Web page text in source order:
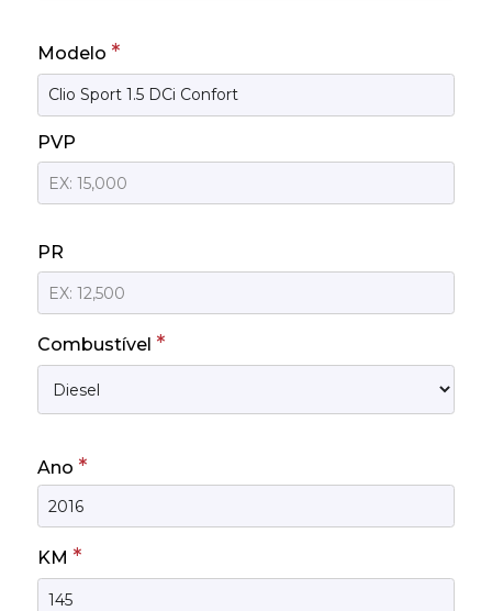
Modelo *
PVP
PR
Combustível *
Ano *
KM *